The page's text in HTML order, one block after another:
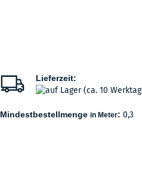
Lieferzeit:
Mindestbestellmenge in Meter: 0,3